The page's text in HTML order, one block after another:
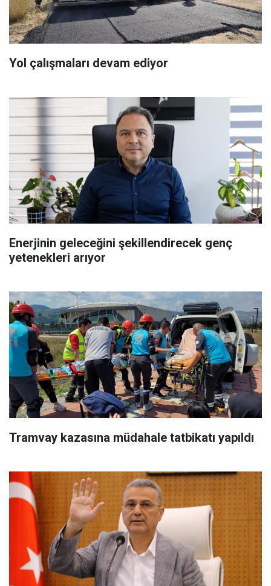
Yol çalışmaları devam ediyor
Enerjinin geleceğini şekillendirecek genç
yetenekleri arıyor
Tramvay kazasına müdahale tatbikatı yapıldı